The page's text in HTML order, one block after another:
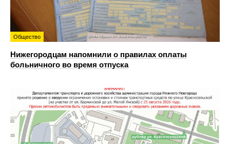
Общество
Нижегородцам напомнили о правилах оплаты
больничного во время отпуска